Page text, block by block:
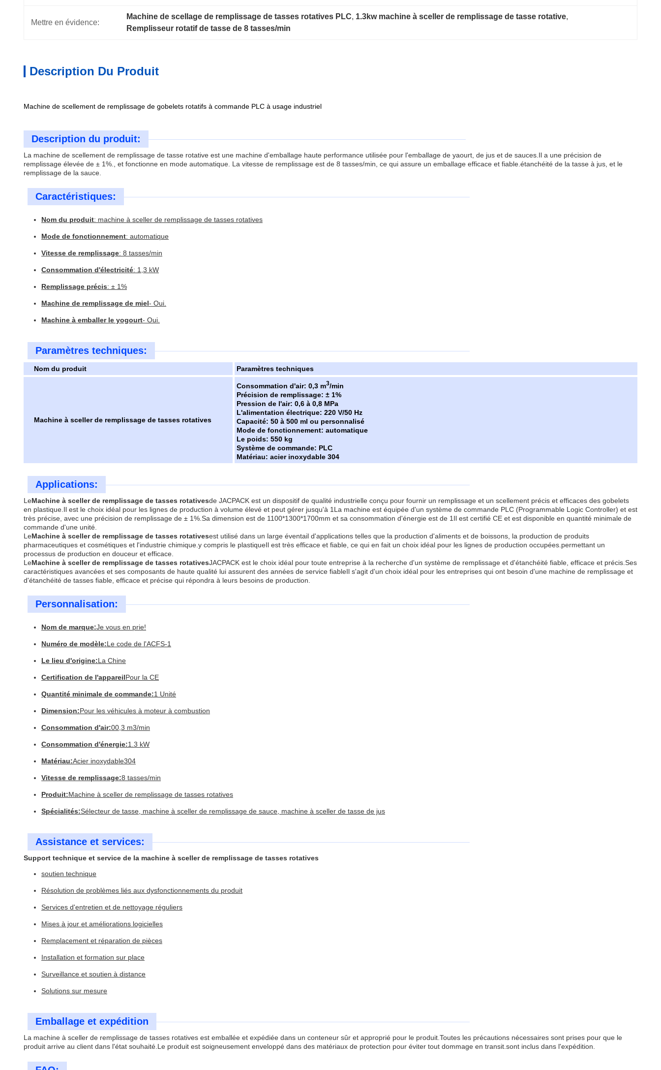
Mettre en évidence:
Machine de scellage de remplissage de tasses rotatives PLC, 1.3kw machine à sceller de remplissage de tasse rotative,
Remplisseur rotatif de tasse de 8 tasses/min
Description Du Produit
Machine de scellement de remplissage de gobelets rotatifs à commande PLC à usage industriel
Description du produit:
La machine de scellement de remplissage de tasse rotative est une machine d'emballage haute performance utilisée pour l'emballage de yaourt, de jus et de sauces.Il a une précision de
remplissage élevée de ± 1%., et fonctionne en mode automatique. La vitesse de remplissage est de 8 tasses/min, ce qui assure un emballage efficace et fiable.étanchéité de la tasse à jus, et le
remplissage de la sauce.
Caractéristiques:
Nom du produit: machine à sceller de remplissage de tasses rotatives
Mode de fonctionnement: automatique
Vitesse de remplissage: 8 tasses/min
Consommation d'électricité: 1,3 kW
Remplissage précis: ± 1%
Machine de remplissage de miel- Oui.
Machine à emballer le yogourt- Oui.
Paramètres techniques:
Nom du produit Paramètres techniques
Machine à sceller de remplissage de tasses rotatives
Consommation d'air: 0,3 m3/min
Précision de remplissage: ± 1%
Pression de l'air: 0,6 à 0,8 MPa
L'alimentation électrique: 220 V/50 Hz
Capacité: 50 à 500 ml ou personnalisé
Mode de fonctionnement: automatique
Le poids: 550 kg
Système de commande: PLC
Matériau: acier inoxydable 304
Applications:
LeMachine à sceller de remplissage de tasses rotativesde JACPACK est un dispositif de qualité industrielle conçu pour fournir un remplissage et un scellement précis et efficaces des gobelets
en plastique.Il est le choix idéal pour les lignes de production à volume élevé et peut gérer jusqu'à 1La machine est équipée d'un système de commande PLC (Programmable Logic Controller) et est
très précise, avec une précision de remplissage de ± 1%.Sa dimension est de 1100*1300*1700mm et sa consommation d'énergie est de 1Il est certifié CE et est disponible en quantité minimale de
commande d'une unité.
LeMachine à sceller de remplissage de tasses rotativesest utilisé dans un large éventail d'applications telles que la production d'aliments et de boissons, la production de produits
pharmaceutiques et cosmétiques et l'industrie chimique.y compris le plastiqueIl est très efficace et fiable, ce qui en fait un choix idéal pour les lignes de production occupées.permettant un
processus de production en douceur et efficace.
LeMachine à sceller de remplissage de tasses rotativesJACPACK est le choix idéal pour toute entreprise à la recherche d'un système de remplissage et d'étanchéité fiable, efficace et précis.Ses
caractéristiques avancées et ses composants de haute qualité lui assurent des années de service fiableIl s'agit d'un choix idéal pour les entreprises qui ont besoin d'une machine de remplissage et
d'étanchéité de tasses fiable, efficace et précise qui répondra à leurs besoins de production.
Personnalisation:
Nom de marque:Je vous en prie!
Numéro de modèle:Le code de l'ACFS-1
Le lieu d'origine:La Chine
Certification de l'appareilPour la CE
Quantité minimale de commande:1 Unité
Dimension:Pour les véhicules à moteur à combustion
Consommation d'air:00,3 m3/min
Consommation d'énergie:1.3 kW
Matériau:Acier inoxydable304
Vitesse de remplissage:8 tasses/min
Produit:Machine à sceller de remplissage de tasses rotatives
Spécialités:Sélecteur de tasse, machine à sceller de remplissage de sauce, machine à sceller de tasse de jus
Assistance et services:
Support technique et service de la machine à sceller de remplissage de tasses rotatives
soutien technique
Résolution de problèmes liés aux dysfonctionnements du produit
Services d'entretien et de nettoyage réguliers
Mises à jour et améliorations logicielles
Remplacement et réparation de pièces
Installation et formation sur place
Surveillance et soutien à distance
Solutions sur mesure
Emballage et expédition
La machine à sceller de remplissage de tasses rotatives est emballée et expédiée dans un conteneur sûr et approprié pour le produit.Toutes les précautions nécessaires sont prises pour que le
produit arrive au client dans l'état souhaité.Le produit est soigneusement enveloppé dans des matériaux de protection pour éviter tout dommage en transit.sont inclus dans l'expédition.